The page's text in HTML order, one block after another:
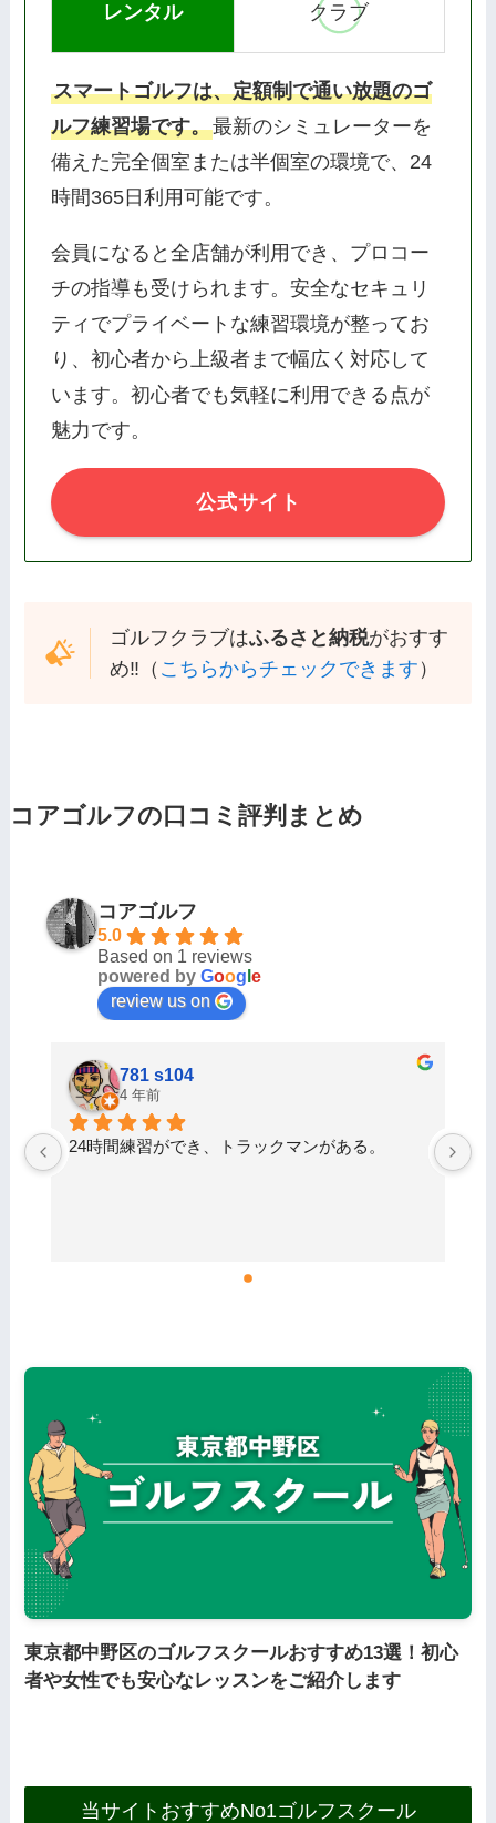
レンタル クラブ
スマートゴルフは、定額制で通い放題のゴ
ルフ練習場です。最新のシミュレーターを
備えた完全個室または半個室の環境で、24
時間365日利用可能です。
会員になると全店舗が利用でき、プロコー
チの指導も受けられます。安全なセキュリ
ティでプライベートな練習環境が整ってお
り、初心者から上級者まで幅広く対応して
います。初心者でも気軽に利用できる点が
魅力です。
公式サイト
ゴルフクラブはふるさと納税がおすす
め‼️（ こちらからチェックできます ）
コアゴルフの口コミ評判まとめ
コアゴルフ
5.0
Based on 1 reviews
powered byGoog le
review us on
781 s104
4 年前
24時間練習ができ、トラックマンがある。
東京都中野区のゴルフスクールおすすめ13選！初心
者や女性でも安心なレッスンをご紹介します
当サイトおすすめNo1ゴルフスクール